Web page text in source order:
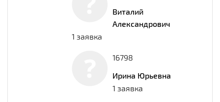
Виталий
Александрович
1 заявка
16798
Ирина Юрьевна
1 заявка